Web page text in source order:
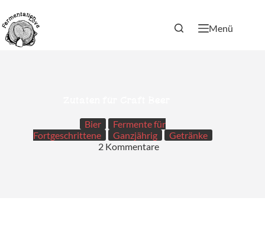
Inhalt
springen
Menü
Bier
Fermente für
Fortgeschrittene
Ganzjährig
Getränke
2 Kommentare